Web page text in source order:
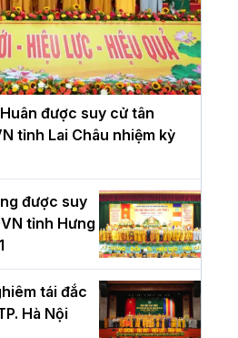
được suy cử tân
tỉnh Lai Châu nhiệm kỳ
được suy
tỉnh Hưng
tái đắc
Hà Nội